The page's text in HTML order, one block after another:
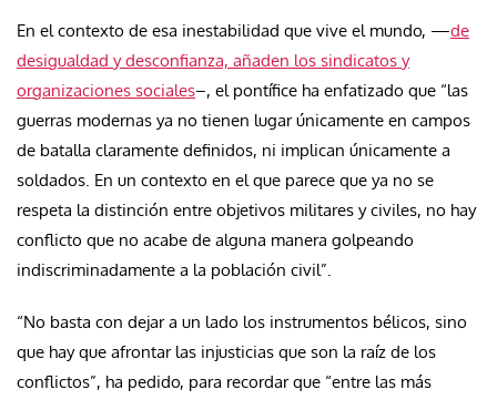
En el contexto de esa inestabilidad que vive el mundo, —de
desigualdad y desconfianza, añaden los sindicatos y
organizaciones sociales–, el pontífice ha enfatizado que “las
guerras modernas ya no tienen lugar únicamente en campos
de batalla claramente definidos, ni implican únicamente a
soldados. En un contexto en el que parece que ya no se
respeta la distinción entre objetivos militares y civiles, no hay
conflicto que no acabe de alguna manera golpeando
indiscriminadamente a la población civil”.
“No basta con dejar a un lado los instrumentos bélicos, sino
que hay que afrontar las injusticias que son la raíz de los
conflictos”, ha pedido, para recordar que “entre las más